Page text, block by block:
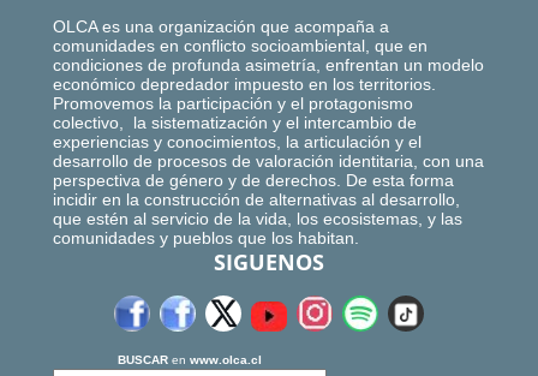
OLCA es una organización que acompaña a
comunidades en conflicto socioambiental, que en
condiciones de profunda asimetría, enfrentan un modelo
económico depredador impuesto en los territorios.
Promovemos la participación y el protagonismo
colectivo, la sistematización y el intercambio de
experiencias y conocimientos, la articulación y el
desarrollo de procesos de valoración identitaria, con una
perspectiva de género y de derechos. De esta forma
incidir en la construcción de alternativas al desarrollo,
que estén al servicio de la vida, los ecosistemas, y las
comunidades y pueblos que los habitan.
SIGUENOS
BUSCAR en www.olca.cl